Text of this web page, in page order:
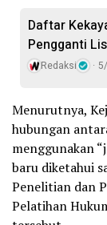
Daftar
Pengganti
Redaksi
Menurutnya,
hubungan
menggunakan
baru diketahui
Penelitian dan
Pelatihan